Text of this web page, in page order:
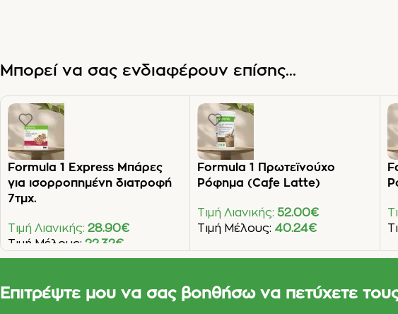
Μπορεί να σας ενδιαφέρουν επίσης...
Formula 1 Express Μπάρες
για ισορροπημένη διατροφή
7τμχ.
Τιμή Λιανικής: 28.90€
Τιμή Μέλους: 22.32€
Formula 1 Πρωτεϊνούχο
Ρόφημα (Cafe Latte)
Τιμή Λιανικής:52.00€
Τιμή Μέλους: 40.24€
Προσθήκη Στο Καλάθι
Επιτρέψτε μου να σας βοηθήσω να πετύχετε